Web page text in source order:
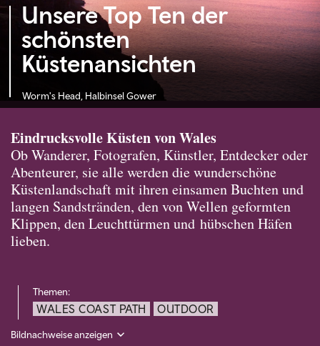
Unsere Top Ten der
schönsten
Küstenansichten
Worm's Head, Halbinsel Gower
Eindrucksvolle Küsten von Wales
Ob Wanderer, Fotografen, Künstler, Entdecker oder
Abenteurer, sie alle werden die wunderschöne
Küstenlandschaft mit ihren einsamen Buchten und
langen Sandstränden, den von Wellen geformten
Klippen, den Leuchttürmen und hübschen Häfen
lieben.
Themen:
WALES COAST PATH OUTDOOR
Bildnachweise anzeigen